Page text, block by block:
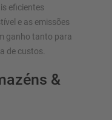
eficientes
e as emissões
ganho tanto para
de custos.
&